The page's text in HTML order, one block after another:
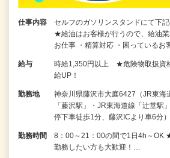
仕事内容
セルフのガソリンスタンドにて下記
★給油はお客様が行うので、給油
お仕事 ・精算対応 ・困っているお
給与
時給1,350円以上 ★危険物取扱資
給UP！
勤務地
神奈川県藤沢市大庭6427（JR東海
「藤沢駅」・JR東海道線「辻堂駅
停下車徒歩1分、藤沢ICより車6分）
勤務時間
8：00～21：00の間で1日4h～OK
勤務したい方も大歓迎！…